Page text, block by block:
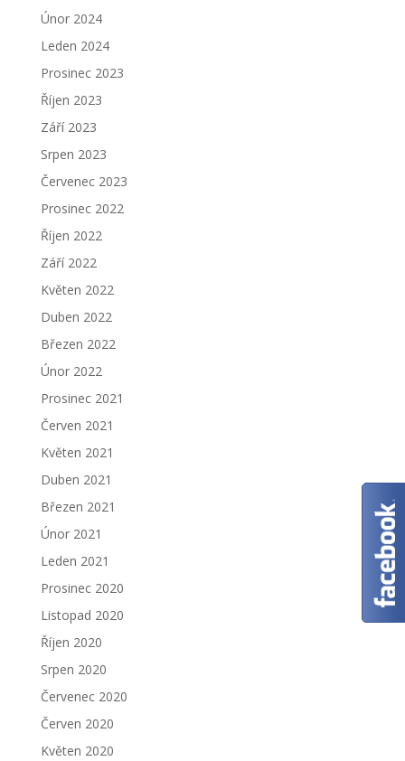
Únor 2024
Leden 2024
Prosinec 2023
Říjen 2023
Září 2023
Srpen 2023
Červenec 2023
Prosinec 2022
Říjen 2022
Září 2022
Květen 2022
Duben 2022
Březen 2022
Únor 2022
Prosinec 2021
Červen 2021
Květen 2021
Duben 2021
Březen 2021
Únor 2021
Leden 2021
Prosinec 2020
Listopad 2020
Říjen 2020
Srpen 2020
Červenec 2020
Červen 2020
Květen 2020